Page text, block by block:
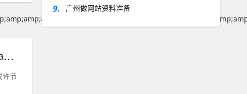
南宁php网站空间HttPqmF87Zqu&amp;amp;amp;amp;amp;amp;amp;amp;amp;amp;amp;amp;amp;amp;amp;amp;amp;amp;amp;amp;amp;amp;amp;amp;amp;amp;amp;amp;amp;amp;amp;amp;amp;amp;amp;amp;amp;amp;amp;amp;amp;amp;amp;amp;amp;#39; OR 497=(SELECT 497 FROM PG_SLEEP(15))"}
许节
9. 广州做网站资料准备